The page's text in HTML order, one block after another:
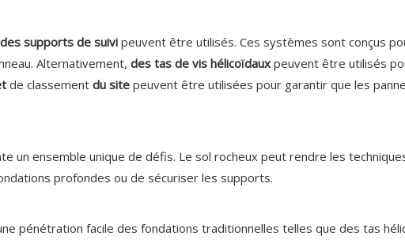
des supports de suivi peuvent être utilisés. Ces systèmes sont conçus
Alternativement, des tas de vis hélicoïdauxpeuvent être utilisés
de classement du site peuvent être utilisées pour garantir que les
un ensemble unique de défis. Le sol rocheux peut rendre les
profondes ou de sécuriser les supports.
pénétration facile des fondations traditionnelles telles que des tas